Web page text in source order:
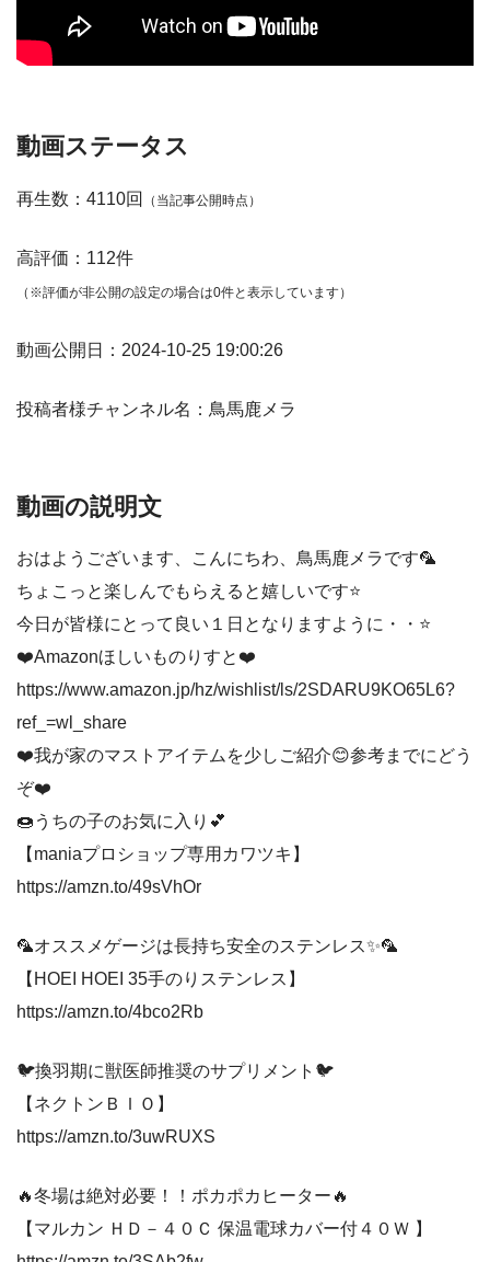
動画ステータス
再生数：4110回 （当記事公開時点）
高評価：112件
（※評価が非公開の設定の場合は0件と表示しています）
動画公開日：2024-10-25 19:00:26
投稿者様チャンネル名：鳥馬鹿メラ
動画の説明文
おはようございます、こんにちわ、鳥馬鹿メラです🦜
ちょこっと楽しんでもらえると嬉しいです⭐️
今日が皆様にとって良い１日となりますように・・⭐️
❤️Amazonほしいものりすと❤️
https://www.amazon.jp/hz/wishlist/ls/2SDARU9KO65L6?
ref_=wl_share
❤️我が家のマストアイテムを少しご紹介😊参考までにどう
ぞ❤️
🍩うちの子のお気に入り💕
【maniaプロショップ専用カワツキ】
https://amzn.to/49sVhOr
🦜オススメゲージは長持ち安全のステンレス✨🦜
【HOEI HOEI 35手のりステンレス】
https://amzn.to/4bco2Rb
🐦換羽期に獣医師推奨のサプリメント🐦
【ネクトンＢＩＯ】
https://amzn.to/3uwRUXS
🔥冬場は絶対必要！！ポカポカヒーター🔥
【マルカン ＨＤ－４０Ｃ 保温電球カバー付４０Ｗ 】